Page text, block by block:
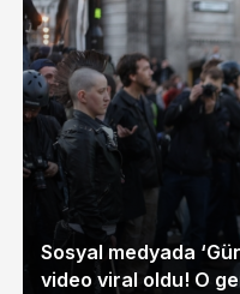
Sosyal medyada
video viral oldu! O